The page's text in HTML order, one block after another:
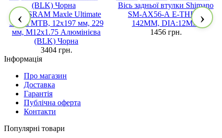
Вісь SRAM Maxle Ultimate
Задня MTB, 12x197 мм, 229
мм, M12x1.75 Алюмінієва
(BLK) Чорна
3404 грн.
Вісь задньої втулки Shimano
SM-AX56-А E-THRU,
142MM, DIA:12MM
1456 грн.
‹ ›
Інформація
Про магазин
Доставка
Гарантія
Публічна оферта
Контакти
Популярні товари